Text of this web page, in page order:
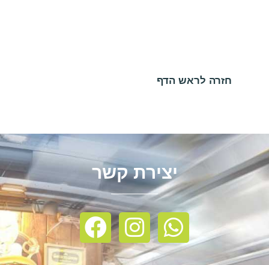
חזרה לראש הדף
יצירת קשר